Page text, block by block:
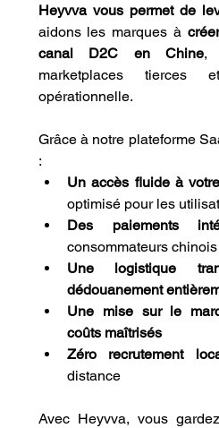
Heyvva vous permet de
aidons les marques à
canal D2C en Chine,
marketplaces tierces
opérationnelle.
Grâce à notre plateforme
:
Un accès fluide à
optimisé pour les
Des paiements
consommateurs chinois
Une logistique
dédouanement
Une mise sur le
coûts maîtrisés
Zéro recrutement
distance
Avec Heyvva, vous